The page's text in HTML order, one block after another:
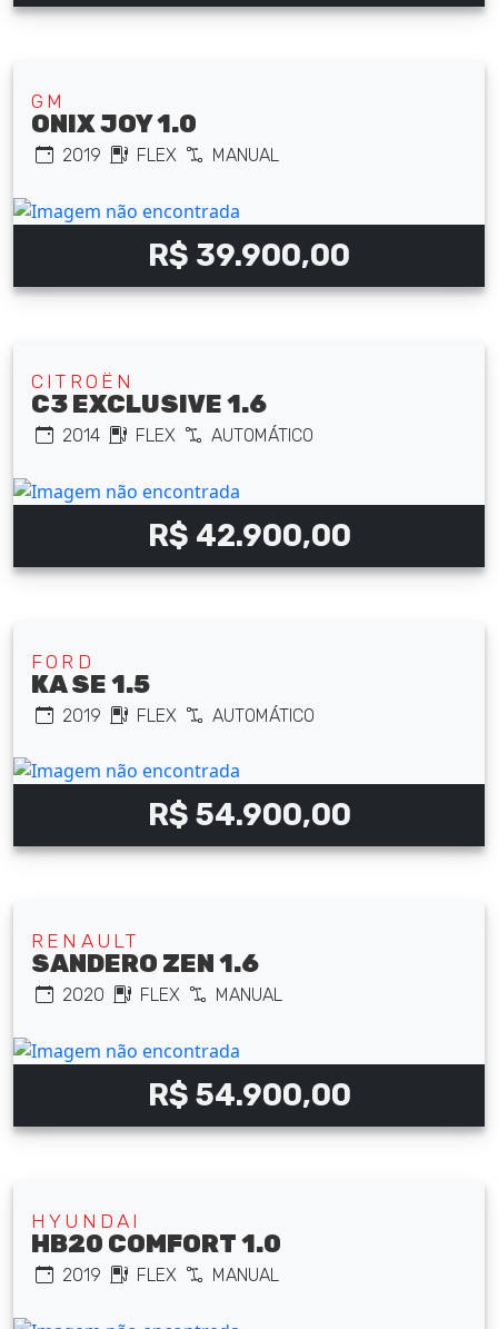
GM
ONIX JOY 1.0
2019 FLEX MANUAL
R$ 39.900,00
CITROËN
C3 EXCLUSIVE 1.6
2014 FLEX AUTOMÁTICO
R$ 42.900,00
FORD
KA SE 1.5
2019 FLEX AUTOMÁTICO
R$ 54.900,00
RENAULT
SANDERO ZEN 1.6
2020 FLEX MANUAL
R$ 54.900,00
HYUNDAI
HB20 COMFORT 1.0
2019 FLEX MANUAL